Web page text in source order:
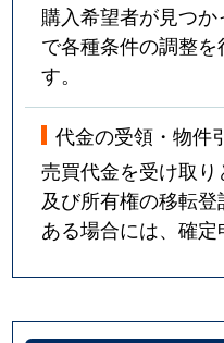
購入希望者が見つ
で各種条件の調整
す。
代金の受領・物件
売買代金を受け取
及び所有権の移転
ある場合には、確定